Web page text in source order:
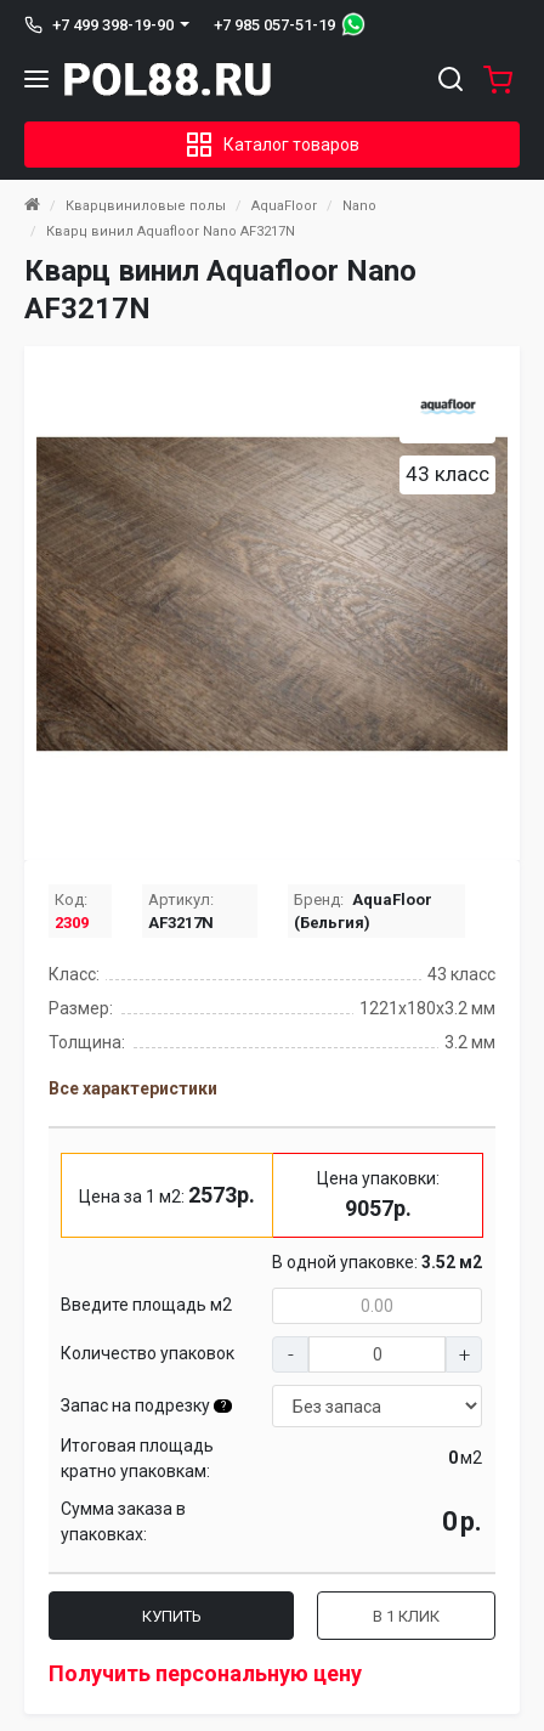
+7 499 398-19-90 +7 985 057-51-19
Каталог товаров
Кварцвиниловые полы AquaFloor
Nano
Кварц винил Aquafloor Nano AF3217N
Кварц винил Aquafloor Nano
AF3217N
43 класс
Код:
2309
Артикул:
AF3217N
Бренд: AquaFloor
(Бельгия)
Класс:
43 класс
Размер:
1221x180x3.2 мм
Толщина:
3.2 мм
Все характеристики
Цена за 1 м2: 2573р.
Цена упаковки:
9057р.
В одной упаковке: 3.52 м2
Введите площадь м2
Количество упаковок
Запас на подрезку ?
Итоговая площадь
кратно упаковкам:
м2
Сумма заказа в
упаковках:
р.
КУПИТЬ В 1 КЛИК
Получить персональную цену